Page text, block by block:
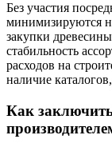
Без участия
минимизируются
закупки
стабильность
расходов на
наличие
Как